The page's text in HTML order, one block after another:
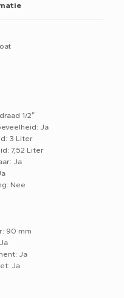
1/2″
Ja
3 Liter
7,52 Liter
Ja
Nee
90 mm
Ja
Ja